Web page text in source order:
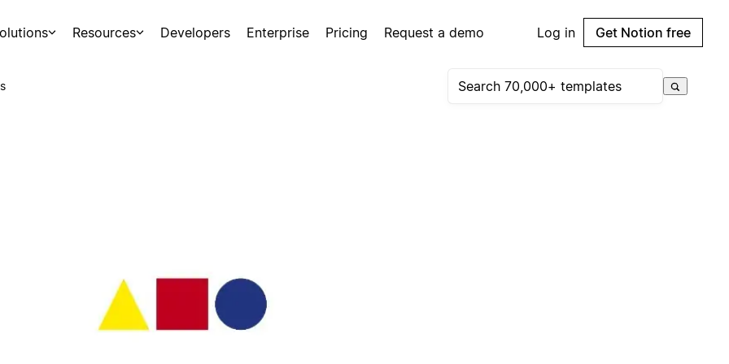
Resources Developers Enterprise Pricing Request a demo Log in Get Notion free